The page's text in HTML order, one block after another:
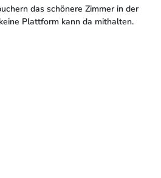
das schönere Zimmer in der
Plattform kann da mithalten.